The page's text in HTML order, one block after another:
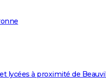
lycées à proximité de